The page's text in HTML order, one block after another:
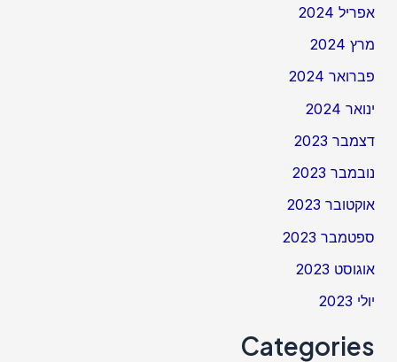
אפריל 2024
מרץ 2024
פברואר 2024
ינואר 2024
דצמבר 2023
נובמבר 2023
אוקטובר 2023
ספטמבר 2023
אוגוסט 2023
יולי 2023
Categories